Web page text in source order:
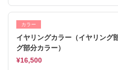
カラー
イヤリングカラー（イヤリング
グ部分カラー）
¥16,500